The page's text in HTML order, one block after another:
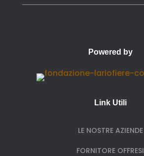
Powered by
Link Utili
LE NOSTRE AZIENDE
FORNITORE OFFRESI